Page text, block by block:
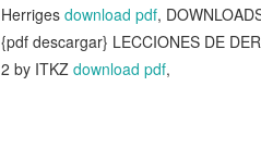
Herriges download pdf,
{pdf descargar} LECCIONES DE
2 by ITKZ download pdf,